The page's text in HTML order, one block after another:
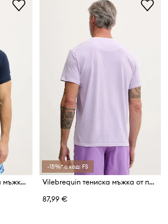
Vilebrequin тениска с яка мъжка от памук PALATIN
-15%* с код: FS
Vilebrequin тениска мъжка от памук TANGI
87,99 €